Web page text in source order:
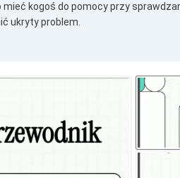
mieć kogoś do pomocy przy
ukryty problem.